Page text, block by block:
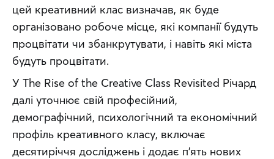
цей креативний клас визначав, як буде
організовано робоче місце, які компанії будуть
процвітати чи збанкрутувати, і навіть які міста
будуть процвітати.
У The Rise of the Creative Class Revisited Річард
далі уточнює свій професійний,
демографічний, психологічний та економічний
профіль креативного класу, включає
десятиріччя досліджень і додає п’ять нових